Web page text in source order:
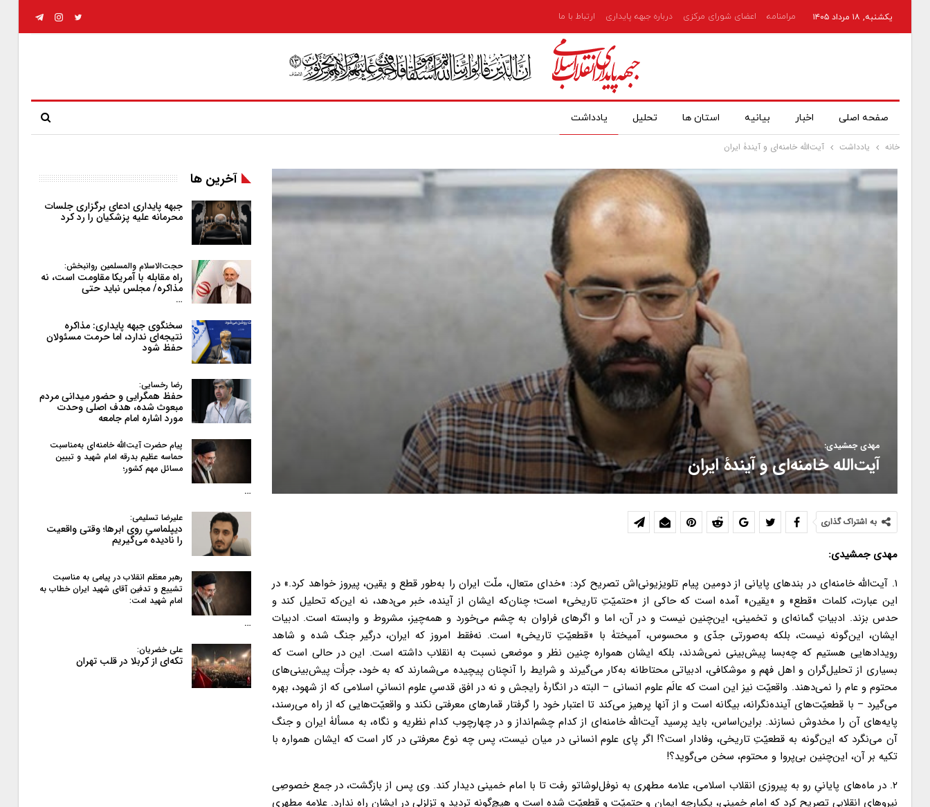
یکشنبه, ۱۸ مرداد ۱۴۰۵ مرامنامه اعضای شورای مرکزی درباره جبهه پایداری ارتباط با ما
صفحه اصلی اخبار بیانیه استان ها تحلیل یادداشت
خانه یادداشت آیت‌الله خامنه‌ای و آیندۀ ایران
مهدی جمشیدی:
آیت‌الله خامنه‌ای و آیندۀ ایران
به اشتراک گذاری
مهدی جمشیدی:
۱. آیت‌الله خامنه‌ای در بندهای پایانی از دومین پیام تلویزیونی‌اش تصریح کرد: «خدای متعال، ملّت ایران را به‌طور قطع و یقین، پیروز خواهد کرد.» در
این عبارت، کلمات «قطع» و «یقین» آمده است که حاکی از «حتمیّتِ تاریخی» است؛ چنان‌که ایشان از آینده، خبر می‌دهد، نه این‌که تحلیل کند و
حدس بزند. ادبیاتِ گمانه‌ای و تخمینی، این‌چنین نیست و در آن، اما و اگرهای فراوان به چشم می‌خورد و همه‌چیز، مشروط و وابسته است. ادبیات
ایشان، این‌گونه نیست، بلکه به‌صورتی جدّی و محسوس، آمیختۀ با «قطعیّتِ تاریخی» است. نه‌فقط امروز که ایران، درگیر جنگ شده و شاهد
رویدادهایی هستیم که چه‌بسا پیش‌بینی نمی‌شدند، بلکه ایشان همواره چنین نظر و موضعی نسبت به انقلاب داشته است. این در حالی است که
بسیاری از تحلیل‌گران و اهل فهم و موشکافی، ادبیاتی محتاطانه به‌کار می‌گیرند و شرایط را آنچنان پیچیده می‌شمارند که به خود، جرأت پیش‌بینی‌های
محتوم و عام را نمی‌دهند. واقعیّت نیز این است که عالَم علوم انسانی – البته در انگارۀ رایجش و نه در افق قدسیِ علوم انسانیِ اسلامی که از شهود، بهره
می‌گیرد – با قطعیّت‌های آینده‌نگرانه، بیگانه است و از آنها پرهیز می‌کند تا اعتبار خود را گرفتار قمارهای معرفتی نکند و واقعیّت‌هایی که از راه می‌رسند،
پایه‌های آن را مخدوش نسازند. براین‌اساس، باید پرسید آیت‌الله خامنه‌‌ای از کدام چشم‌انداز و در چهارچوب کدام نظریه و نگاه، به مسألۀ ایران و جنگ
آن می‌نگرد که این‌گونه به قطعیّتِ تاریخی، وفادار است؟! اگر پای علوم انسانی در میان نیست، پس چه نوع معرفتی در کار است که ایشان همواره با
تکیه بر آن، این‌چنین بی‌پروا و محتوم، سخن می‌گوید؟!
۲. در ماه‌های پایانیِ رو به پیروزی انقلاب اسلامی، علامه مطهری به نوفل‌‌لوشاتو رفت تا با امام خمینی دیدار کند. وی پس از بازگشت، در جمع خصوصِی
نیروهای انقلابی تصریح کرد که امام خمینی، یکپارچه ایمان و حتمیّت و قطعیّت شده است و هیچ‌گونه تردید و تزلزلی در ایشان راه ندارد. علامه مطهری
آخرین ها
جبهه پایداری ادعای برگزاری جلسات
محرمانه علیه پزشکیان را رد کرد
حجت‌الاسلام والمسلمین روانبخش:
راه مقابله با آمریکا مقاومت است، نه
مذاکره/ مجلس نباید حتی
…
سخنگوی جبهه پایداری: مذاکره
نتیجه‌ای ندارد، اما حرمت مسئولان
حفظ شود
رضا رخسایی:
حفظ همگرایی و حضور میدانی مردم
مبعوث شده، هدف اصلی وحدت
مورد اشاره امام جامعه
پیام حضرت آیت‌الله خامنه‌ای به‌مناسبت
حماسه عظیم بدرقه امام شهید و تبیین
مسائل مهم کشور؛
…
علیرضا تسلیمی:
دیپلماسیِ روی ابرها؛ وقتی واقعیت
را نادیده می‌گیریم
رهبر معظم انقلاب در پیامی به‌ مناسبت
تشییع و تدفین آقای شهید ایران خطاب به
امام شهید امت:
…
علی خضریان:
تکه‌ای از کربلا در قلب تهران